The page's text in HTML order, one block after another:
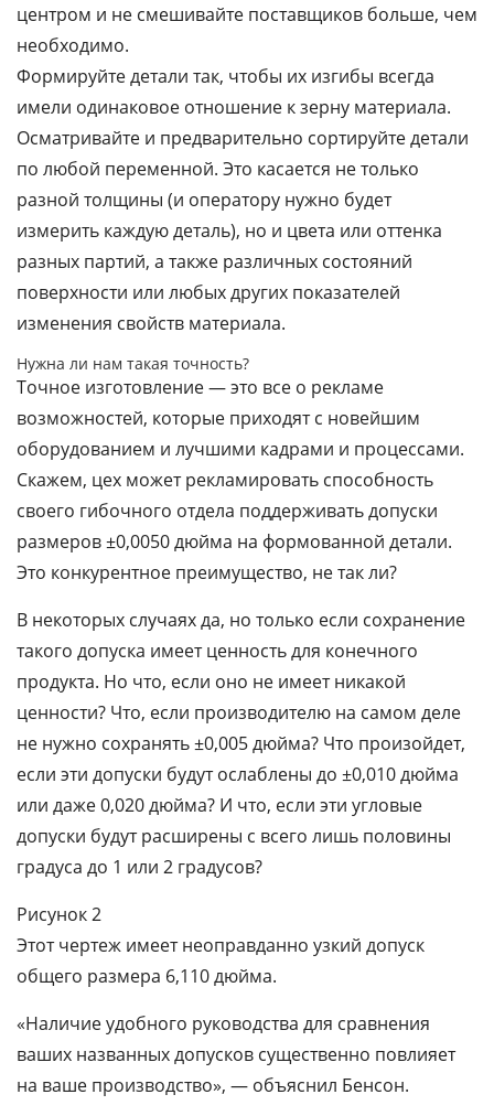
центром и не смешивайте поставщиков больше, чем
необходимо.
Формируйте детали так, чтобы их изгибы всегда
имели одинаковое отношение к зерну материала.
Осматривайте и предварительно сортируйте детали
по любой переменной. Это касается не только
разной толщины (и оператору нужно будет
измерить каждую деталь), но и цвета или оттенка
разных партий, а также различных состояний
поверхности или любых других показателей
изменения свойств материала.
Нужна ли нам такая точность?
Точное изготовление — это все о рекламе
возможностей, которые приходят с новейшим
оборудованием и лучшими кадрами и процессами.
Скажем, цех может рекламировать способность
своего гибочного отдела поддерживать допуски
размеров ±0,0050 дюйма на формованной детали.
Это конкурентное преимущество, не так ли?
В некоторых случаях да, но только если сохранение
такого допуска имеет ценность для конечного
продукта. Но что, если оно не имеет никакой
ценности? Что, если производителю на самом деле
не нужно сохранять ±0,005 дюйма? Что произойдет,
если эти допуски будут ослаблены до ±0,010 дюйма
или даже 0,020 дюйма? И что, если эти угловые
допуски будут расширены с всего лишь половины
градуса до 1 или 2 градусов?
Рисунок 2
Этот чертеж имеет неоправданно узкий допуск
общего размера 6,110 дюйма.
«Наличие удобного руководства для сравнения
ваших названных допусков существенно повлияет
на ваше производство», — объяснил Бенсон.